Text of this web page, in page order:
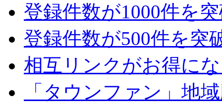
登録件数が1000件を
登録件数が500件を突
相互リンクがお得に
「タウンファン」地